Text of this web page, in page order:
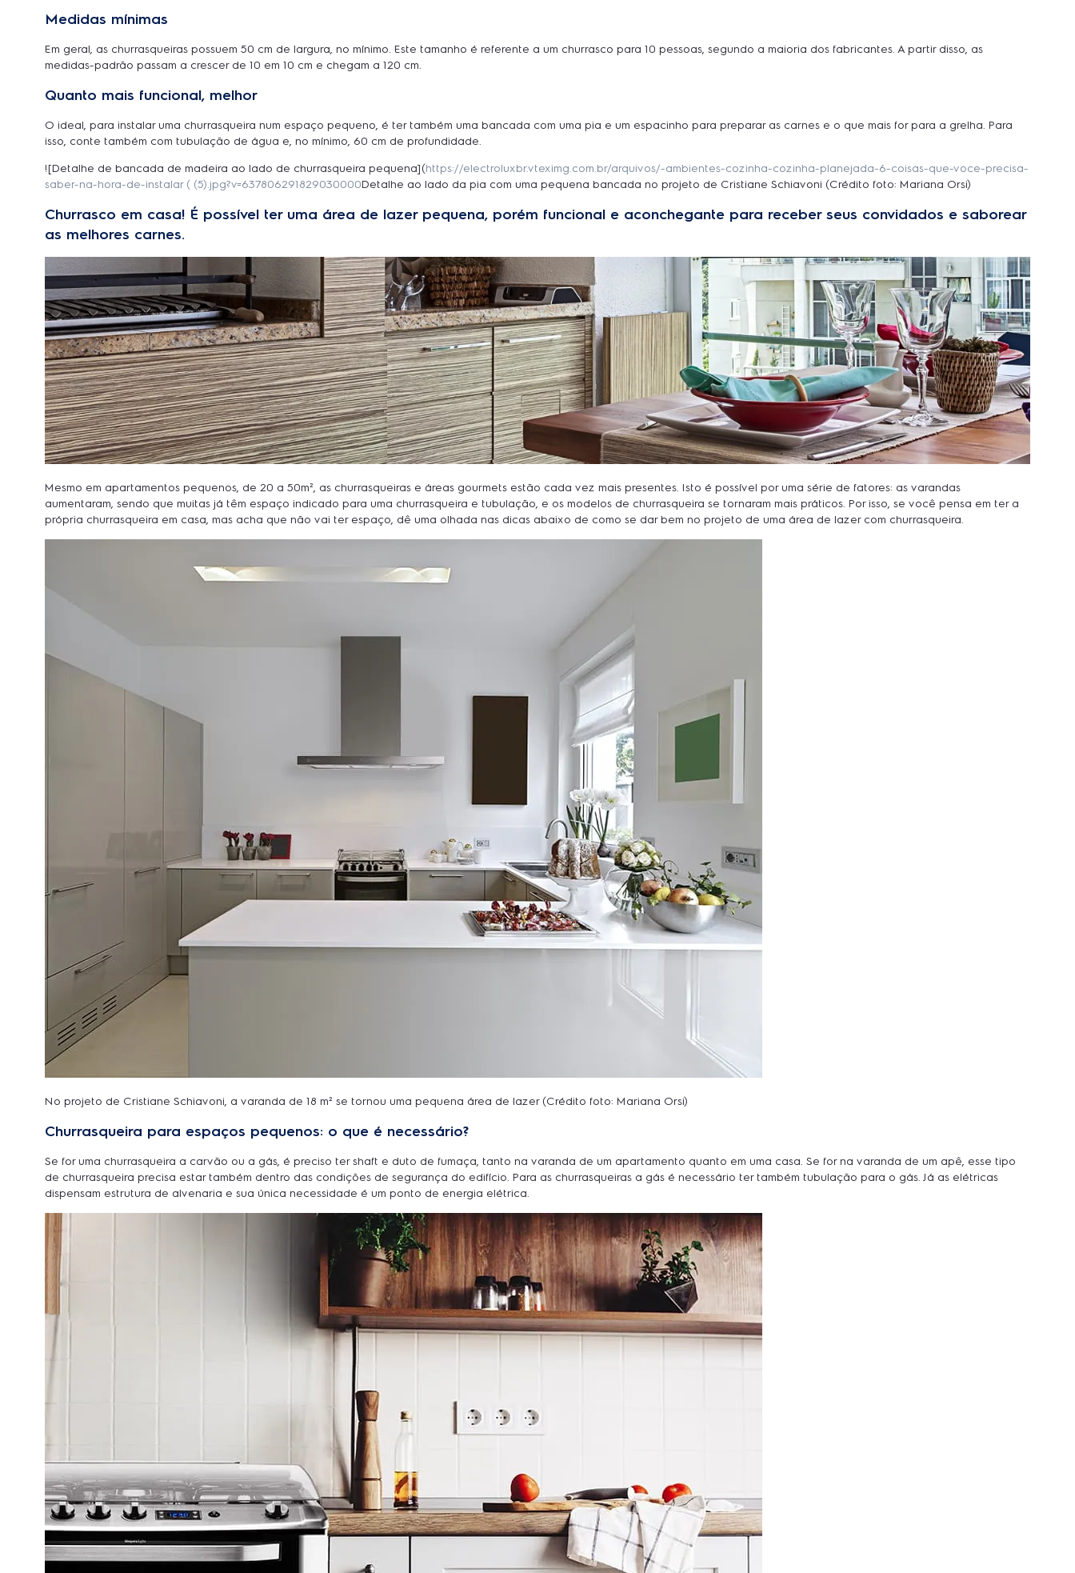
Medidas mínimas
Em geral, as churrasqueiras possuem 50 cm de largura, no mínimo. Este tamanho é referente a um churrasco para 10 pessoas, segundo a maioria dos fabricantes. A partir disso, as
medidas-padrão passam a crescer de 10 em 10 cm e chegam a 120 cm.
Quanto mais funcional, melhor
O ideal, para instalar uma churrasqueira num espaço pequeno, é ter também uma bancada com uma pia e um espacinho para preparar as carnes e o que mais for para a grelha. Para
isso, conte também com tubulação de água e, no mínimo, 60 cm de profundidade.
![Detalhe de bancada de madeira ao lado de churrasqueira pequena](https://electroluxbr.vteximg.com.br/arquivos/-ambientes-cozinha-cozinha-planejada-6-coisas-que-voce-precisa-
saber-na-hora-de-instalar ( (5).jpg?v=637806291829030000Detalhe ao lado da pia com uma pequena bancada no projeto de Cristiane Schiavoni (Crédito foto: Mariana Orsi)
Churrasco em casa! É possível ter uma área de lazer pequena, porém funcional e aconchegante para receber seus convidados e saborear
as melhores carnes.
Mesmo em apartamentos pequenos, de 20 a 50m², as churrasqueiras e áreas gourmets estão cada vez mais presentes. Isto é possível por uma série de fatores: as varandas
aumentaram, sendo que muitas já têm espaço indicado para uma churrasqueira e tubulação, e os modelos de churrasqueira se tornaram mais práticos. Por isso, se você pensa em ter a
própria churrasqueira em casa, mas acha que não vai ter espaço, dê uma olhada nas dicas abaixo de como se dar bem no projeto de uma área de lazer com churrasqueira.
No projeto de Cristiane Schiavoni, a varanda de 18 m² se tornou uma pequena área de lazer (Crédito foto: Mariana Orsi)
Churrasqueira para espaços pequenos: o que é necessário?
Se for uma churrasqueira a carvão ou a gás, é preciso ter shaft e duto de fumaça, tanto na varanda de um apartamento quanto em uma casa. Se for na varanda de um apê, esse tipo
de churrasqueira precisa estar também dentro das condições de segurança do edifício. Para as churrasqueiras a gás é necessário ter também tubulação para o gás. Já as elétricas
dispensam estrutura de alvenaria e sua única necessidade é um ponto de energia elétrica.